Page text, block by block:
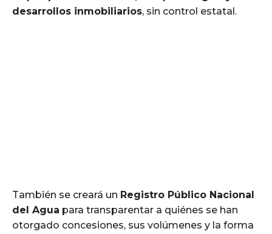
desarrollos inmobiliarios, sin control estatal.
También se creará un Registro Público Nacional
del Agua para transparentar a quiénes se han
otorgado concesiones, sus volúmenes y la forma